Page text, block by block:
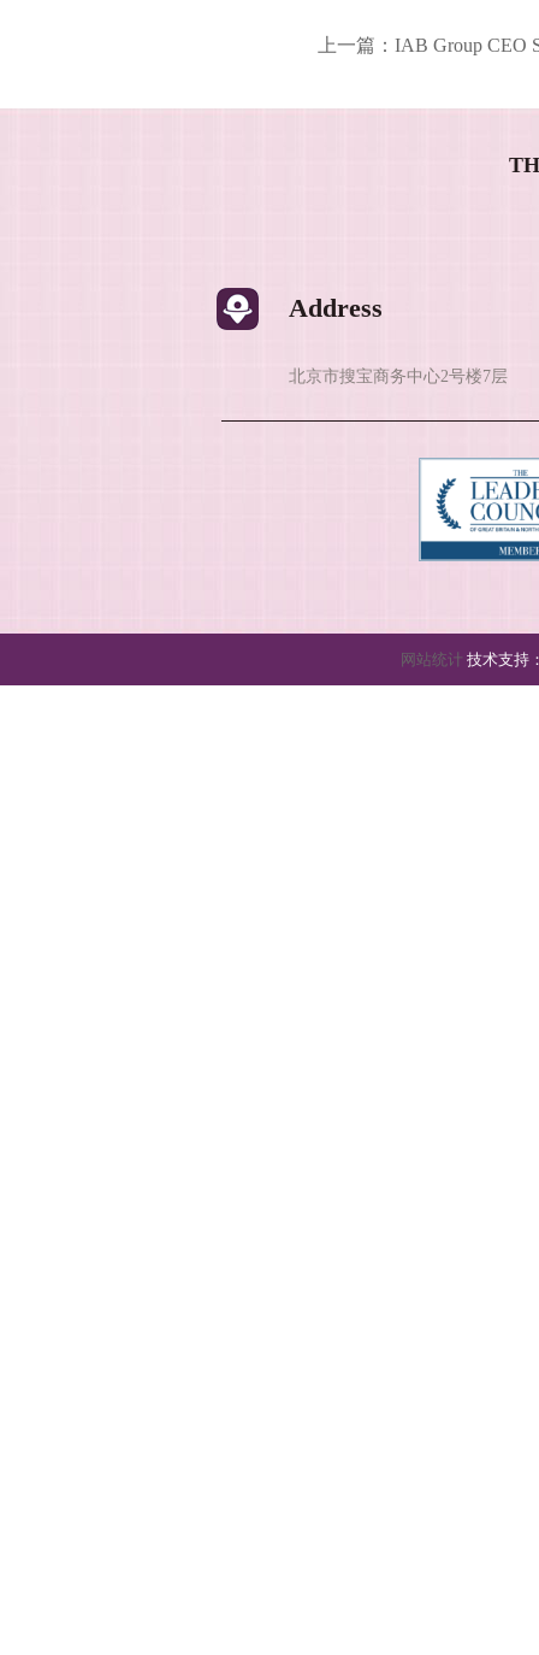
上一篇： IAB Group CEO
Address
北京市搜宝商务中心2号楼7层
网站统计 技术支持